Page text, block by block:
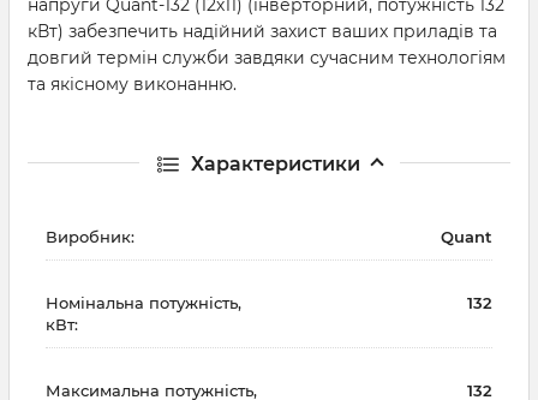
напруги Quant-132 (12х11) (інверторний, потужність 132
кВт) забезпечить надійний захист ваших приладів та
довгий термін служби завдяки сучасним технологіям
та якісному виконанню.
Характеристики
Виробник: Quant
Номінальна потужність,
кВт:
132
Максимальна потужність, 132